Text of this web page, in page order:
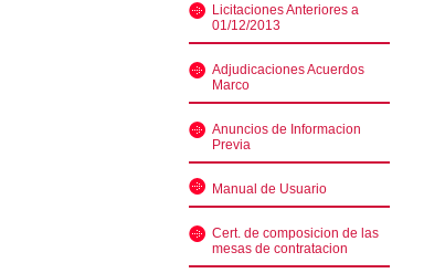
Licitaciones Anteriores a
01/12/2013
Adjudicaciones Acuerdos
Marco
Anuncios de Informacion
Previa
Manual de Usuario
Cert. de composicion de las
mesas de contratacion